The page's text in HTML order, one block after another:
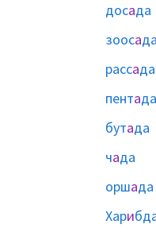
досада
зоосада
рассада
пентада
бутада
чада
оршада
Хари